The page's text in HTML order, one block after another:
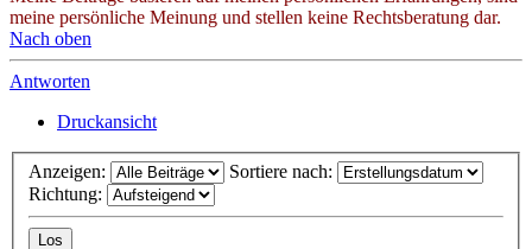
meine persönliche Meinung und stellen keine Rechtsberatung dar.
Nach oben
Antworten
Druckansicht
Anzeigen:
Sortiere nach:
Richtung: